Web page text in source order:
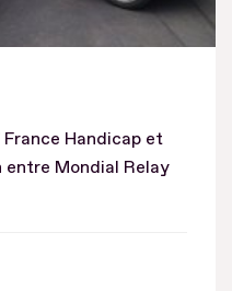
Handicap et
Mondial Relay